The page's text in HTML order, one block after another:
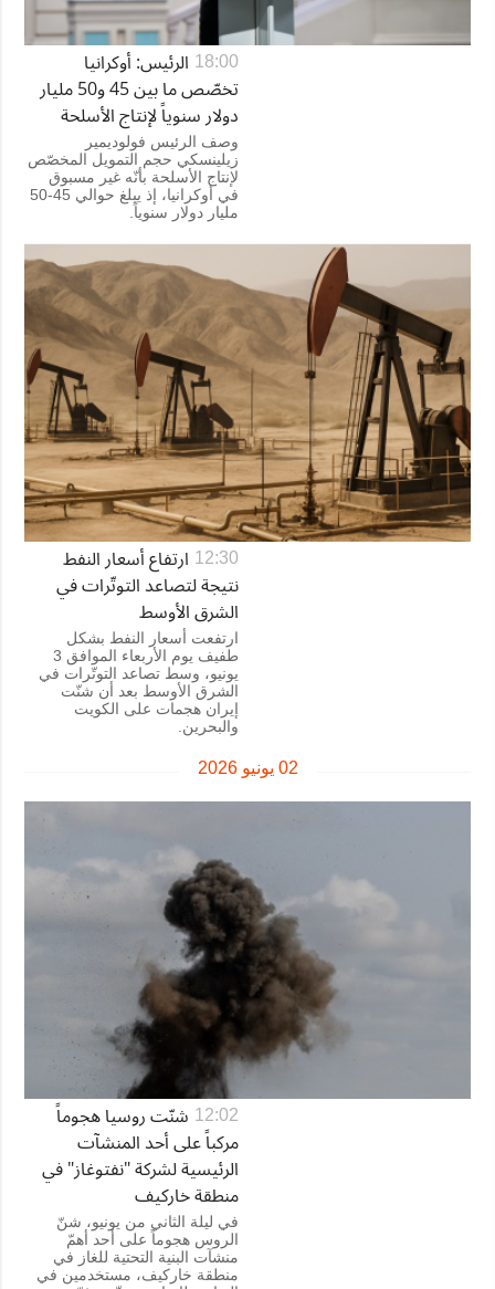
18:00 الرئيس: أوكرانيا
تخصّص ما بين 45 و50 مليار
دولار سنوياً لإنتاج الأسلحة
وصف الرئيس فولوديمير
زيلينسكي حجم التمويل المخصّص
لإنتاج الأسلحة بأنّه غير مسبوق
في أوكرانيا، إذ يبلغ حوالي 45-50
مليار دولار سنوياً.
12:30 ارتفاع أسعار النفط
نتيجة لتصاعد التوتّرات في
الشرق الأوسط
ارتفعت أسعار النفط بشكل
طفيف يوم الأربعاء الموافق 3
يونيو، وسط تصاعد التوتّرات في
الشرق الأوسط بعد أن شنّت
إيران هجمات على الكويت
والبحرين.
02 يونيو 2026
12:02 شنّت روسيا هجوماً
مركباً على أحد المنشآت
الرئيسية لشركة "نفتوغاز" في
منطقة خاركيف
في ليلة الثاني من يونيو، شنّ
الروس هجوماً على أحد أهمّ
منشآت البنية التحتية للغاز في
منطقة خاركيف، مستخدمين في